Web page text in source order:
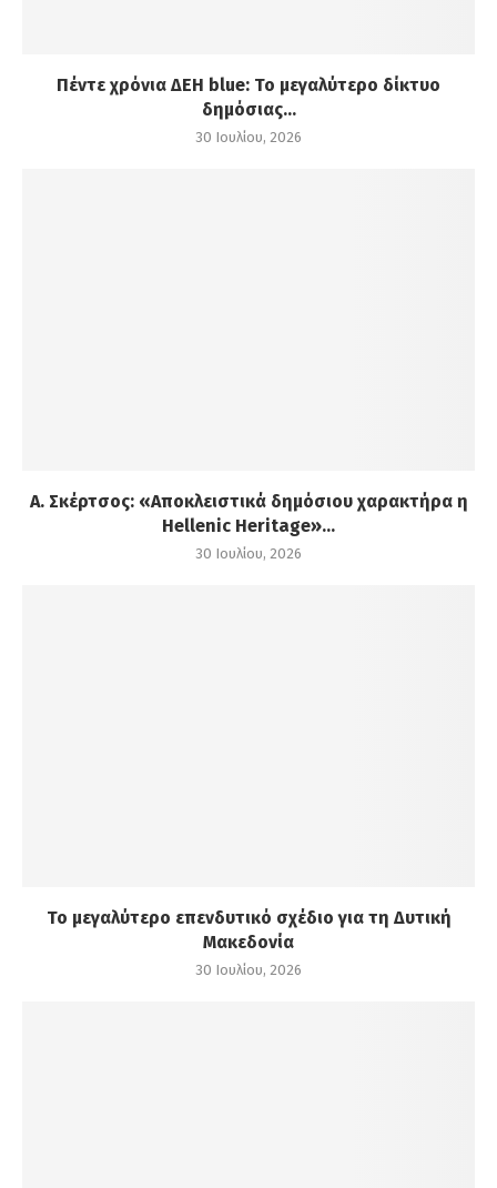
Πέντε χρόνια ΔΕΗ blue: Το μεγαλύτερο δίκτυο
δημόσιας...
30 Ιουλίου, 2026
Α. Σκέρτσος: «Αποκλειστικά δημόσιου χαρακτήρα η
Hellenic Heritage»...
30 Ιουλίου, 2026
Το μεγαλύτερο επενδυτικό σχέδιο για τη Δυτική
Μακεδονία
30 Ιουλίου, 2026